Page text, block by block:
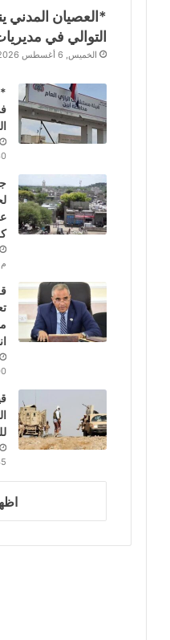
*العصيان المدني
التوالي في
الخميس, 6 أغسطس 2026 - 11:34 م
م